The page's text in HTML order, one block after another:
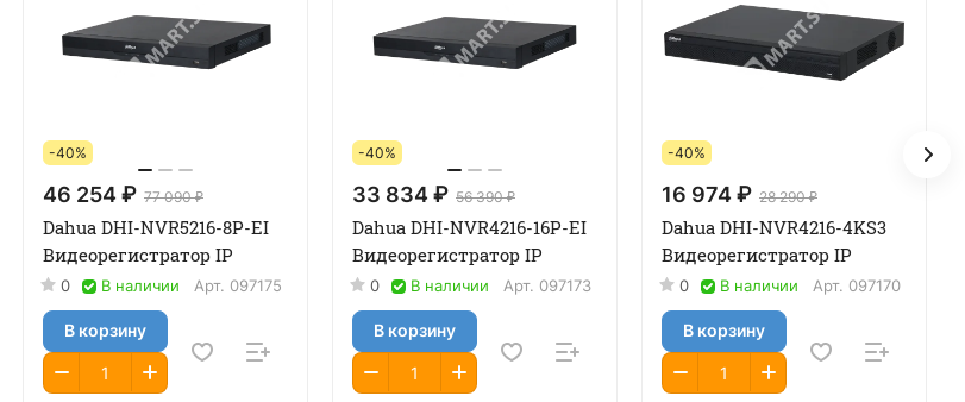
-40%
46 254 ₽ 77 090 ₽
Dahua DHI-NVR5216-8P-EI
Видеорегистратор IP
0 В наличии Арт. 097175
В корзину
-40%
33 834 ₽ 56 390 ₽
Dahua DHI-NVR4216-16P-EI
Видеорегистратор IP
0 В наличии Арт. 097173
В корзину
-40%
16 974 ₽ 28 290 ₽
Dahua DHI-NVR4216-4KS3
Видеорегистратор IP
0 В наличии Арт. 097170
В корзину